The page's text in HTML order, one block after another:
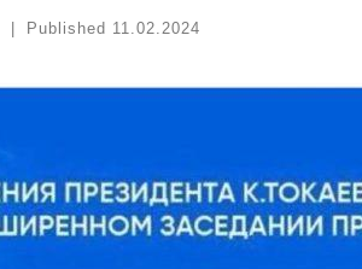
Published 11.02.2024